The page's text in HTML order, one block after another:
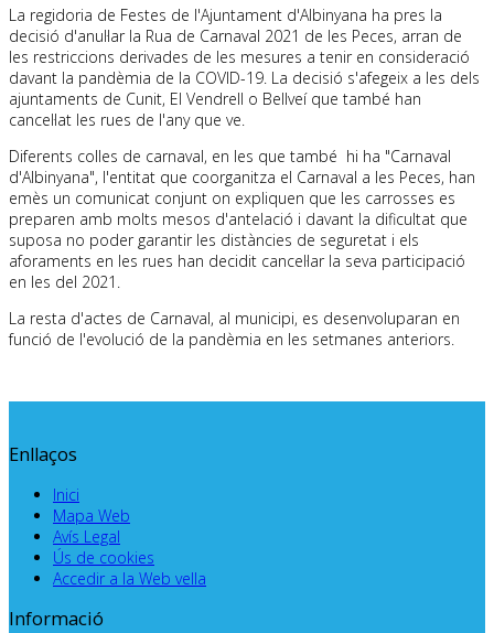
La regidoria de Festes de l'Ajuntament d'Albinyana ha pres la
decisió d'anul·lar la Rua de Carnaval 2021 de les Peces, arran de
les restriccions derivades de les mesures a tenir en consideració
davant la pandèmia de la COVID-19. La decisió s'afegeix a les dels
ajuntaments de Cunit, El Vendrell o Bellveí que també han
cancel·lat les rues de l'any que ve.
Diferents colles de carnaval, en les que també hi ha "Carnaval
d'Albinyana", l'entitat que coorganitza el Carnaval a les Peces, han
emès un comunicat conjunt on expliquen que les carrosses es
preparen amb molts mesos d'antelació i davant la dificultat que
suposa no poder garantir les distàncies de seguretat i els
aforaments en les rues han decidit cancel·lar la seva participació
en les del 2021.
La resta d'actes de Carnaval, al municipi, es desenvoluparan en
funció de l'evolució de la pandèmia en les setmanes anteriors.
Enllaços
Inici
Mapa Web
Avís Legal
Ús de cookies
Accedir a la Web vella
Informació